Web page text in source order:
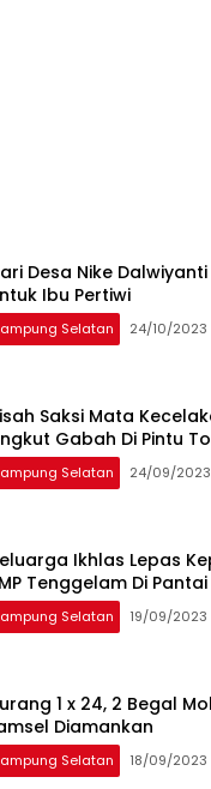
Desa Nike
Ibu Pertiwi
Selatan 24/10/2023
Saksi Mata
Gabah Di Pintu
Selatan 24/09/2023
Ikhlas Lepas
Tenggelam Di
Selatan 19/09/2023
1 x 24, 2 Begal
Diamankan
Selatan 18/09/2023